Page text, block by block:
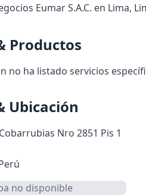
Eumar S.A.C. en Lima,
Productos
no ha listado servicios
Ubicación
Nro 2851 Pis 1
no disponible